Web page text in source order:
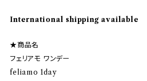
International shipping available
★商品名
フェリアモ ワンデー
feliamo 1day